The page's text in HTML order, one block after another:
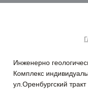
Инженерно
Комплекс
ул.Оренбургский тракт